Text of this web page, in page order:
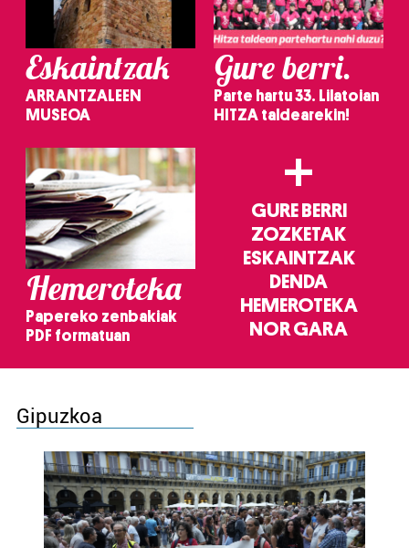
Eskaintzak
ARRANTZALEEN
MUSEOA
Gure berri.
Parte hartu 33. Lilatoian
HITZA taldearekin!
Hemeroteka
Papereko zenbakiak
PDF formatuan
+
GURE BERRI
ZOZKETAK
ESKAINTZAK
DENDA
HEMEROTEKA
NOR GARA
Gipuzkoa